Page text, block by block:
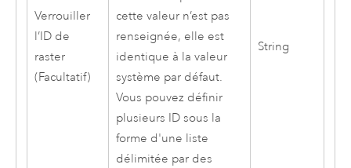
Verrouiller
l’ID de
raster
(Facultatif)
cette valeur n’est pas
renseignée, elle est
identique à la valeur
système par défaut.
Vous pouvez définir
plusieurs ID sous la
forme d'une liste
délimitée par des
String